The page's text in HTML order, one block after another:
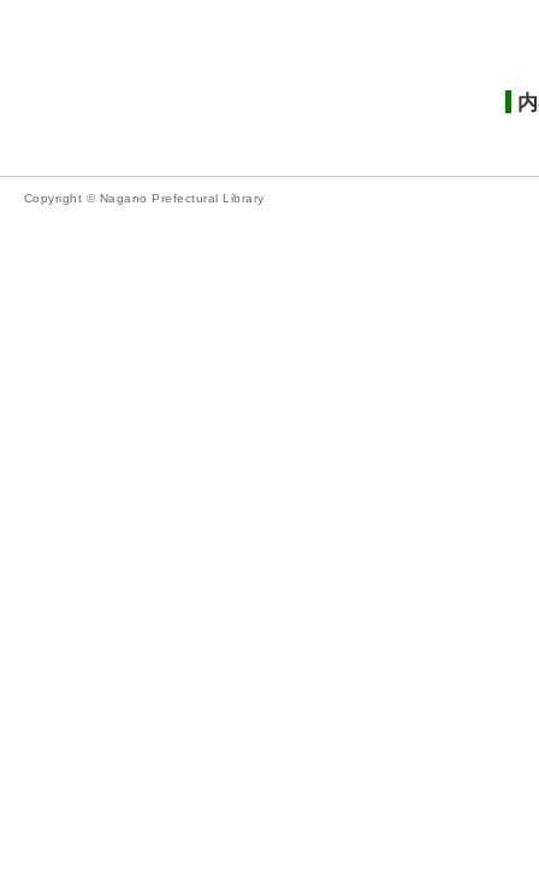
Copyright © Nagano Prefectural Library